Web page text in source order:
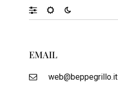
EMAIL
web@beppegrillo.it